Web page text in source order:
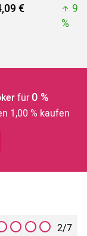
€
%
für 0 %
1,00 % kaufen
2/7